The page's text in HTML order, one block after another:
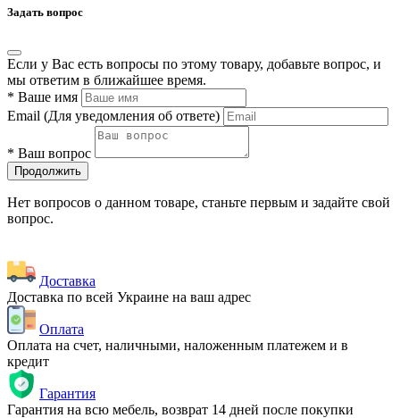
Задать вопрос
Если у Вас есть вопросы по этому товару, добавьте вопрос, и
мы ответим в ближайшее время.
* Ваше имя
Email (Для уведомления об ответе)
* Ваш вопрос
Продолжить
Нет вопросов о данном товаре, станьте первым и задайте свой
вопрос.
Доставка
Доставка по всей Украине на ваш адрес
Оплата
Оплата на счет, наличными, наложенным платежем и в
кредит
Гарантия
Гарантия на всю мебель, возврат 14 дней после покупки